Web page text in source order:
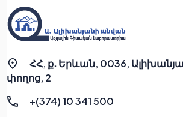
ՀՀ, ք․ Երևան, 0036,
փողոց, 2
+(374) 10 341 500